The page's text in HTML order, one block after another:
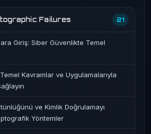
Failures 21
Giriş: Siber Güvenlikte Temel
Kavramlar ve Uygulamalarıyla
ve Kimlik Doğrulamayı
Yöntemler